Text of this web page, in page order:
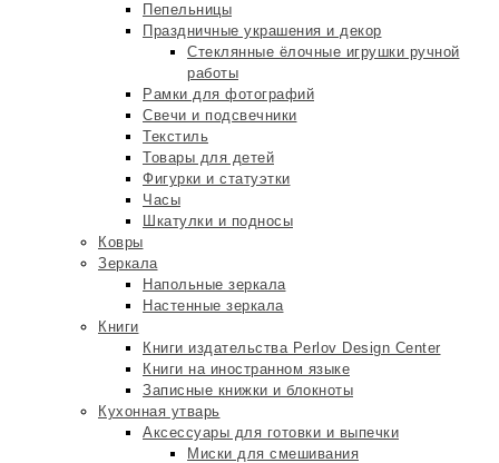
Пепельницы
Праздничные украшения и декор
Стеклянные ёлочные игрушки ручной
работы
Рамки для фотографий
Свечи и подсвечники
Текстиль
Товары для детей
Фигурки и статуэтки
Часы
Шкатулки и подносы
Ковры
Зеркала
Напольные зеркала
Настенные зеркала
Книги
Книги издательства Perlov Design Center
Книги на иностранном языке
Записные книжки и блокноты
Кухонная утварь
Аксессуары для готовки и выпечки
Миски для смешивания